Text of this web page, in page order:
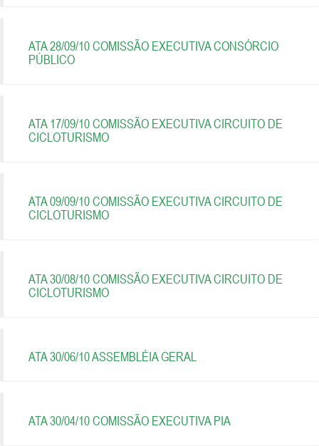
ATA 28/09/10 COMISSÃO EXECUTIVA CONSÓRCIO
PÚBLICO
ATA 17/09/10 COMISSÃO EXECUTIVA CIRCUITO DE
CICLOTURISMO
ATA 09/09/10 COMISSÃO EXECUTIVA CIRCUITO DE
CICLOTURISMO
ATA 30/08/10 COMISSÃO EXECUTIVA CIRCUITO DE
CICLOTURISMO
ATA 30/06/10 ASSEMBLÉIA GERAL
ATA 30/04/10 COMISSÃO EXECUTIVA PIA